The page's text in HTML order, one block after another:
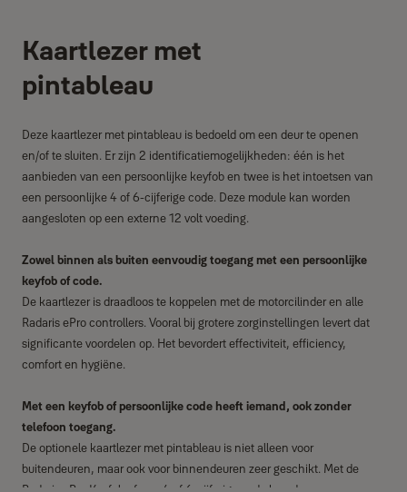
Kaartlezer met
pintableau
Deze kaartlezer met pintableau is bedoeld om een deur te openen
en/of te sluiten. Er zijn 2 identificatiemogelijkheden: één is het
aanbieden van een persoonlijke keyfob en twee is het intoetsen van
een persoonlijke 4 of 6-cijferige code. Deze module kan worden
aangesloten op een externe 12 volt voeding.
Zowel binnen als buiten eenvoudig toegang met een persoonlijke
keyfob of code.
De kaartlezer is draadloos te koppelen met de motorcilinder en alle
Radaris ePro controllers. Vooral bij grotere zorginstellingen levert dat
significante voordelen op. Het bevordert effectiviteit, efficiency,
comfort en hygiëne.
Met een keyfob of persoonlijke code heeft iemand, ook zonder
telefoon toegang.
De optionele kaartlezer met pintableau is niet alleen voor
buitendeuren, maar ook voor binnendeuren zeer geschikt. Met de